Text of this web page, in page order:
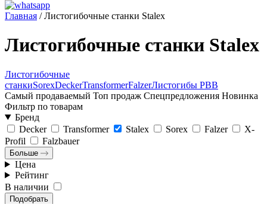
Главная /Листогибочные станки Stalex
Листогибочные станки Stalex
Листогибочные
станкиSorexDeckerTransformerFalzerЛистогибы PBB
Самый продаваемый Топ продаж Спецпредложения Новинка
Фильтр по товарам
Бренд
Decker
Transformer Stalex Sorex Falzer
X-
Profil
Falzbauer
Больше
Цена
Рейтинг
В наличии
Подобрать